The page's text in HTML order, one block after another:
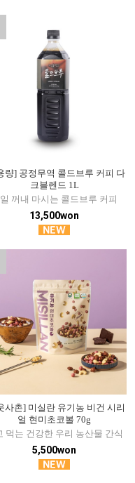
량] 공정무역 콜드브루 커피 다
크블렌드 1L
꺼내 마시는 콜드브루 커피
13,500won
사촌] 미실란 유기농 비건 시리
얼 현미초코볼 70g
먹는 건강한 우리 농산물 간식
5,500won